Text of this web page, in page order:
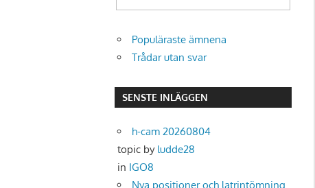
Populäraste ämnena
Trådar utan svar
SENSTE INLÄGGEN
h-cam 20260804
topic by ludde28
in IGO8
Nya positioner och latrintömning